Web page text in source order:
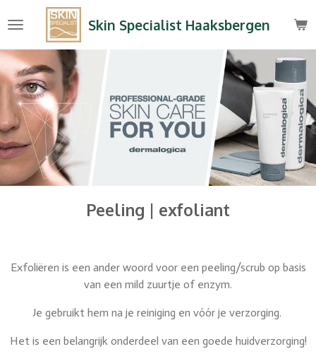
direct
naar
de
hoofdinhoud
Skin Specialist Haaksbergen
Peeling | exfoliant
Exfoliëren is een ander woord voor een peeling/scrub op basis
van een mild zuurtje of enzym.
Je gebruikt hem na je reiniging en vóór je verzorging.
Het is een belangrijk onderdeel van een goede huidverzorging!